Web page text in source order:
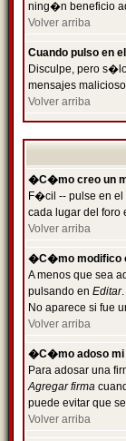
ning�n beneficio
Volver arriba
Cuando pulso en
Disculpe, pero
mensajes
Volver arriba
�C�mo creo un
F�cil -- pulse en el
cada lugar del
Volver arriba
�C�mo modifico
A menos que sea
pulsando en Editar
No aparece si fue
Volver arriba
�C�mo adoso mi
Para adosar una
Agregar firma
puede evitar que
Volver arriba